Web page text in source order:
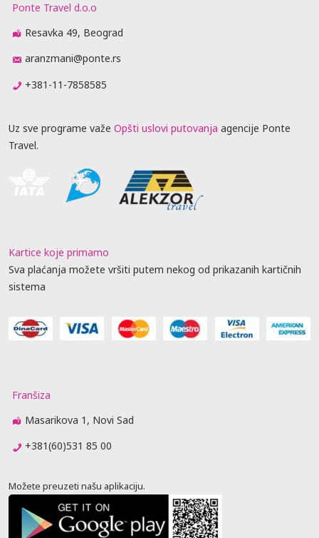
Ponte Travel d.o.o
Resavka 49, Beograd
aranzmani@ponte.rs
+381-11-7858585
Uz sve programe važe Opšti uslovi putovanja agencije Ponte
Travel.
Kartice koje primamo
Sva plaćanja možete vršiti putem nekog od prikazanih kartičnih
sistema
Franšiza
Masarikova 1, Novi Sad
+381(60)531 85 00
Možete preuzeti našu aplikaciju.